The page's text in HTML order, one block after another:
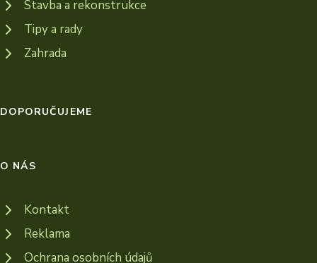
Stavba a rekonstrukce
Tipy a rady
Zahrada
DOPORUČUJEME
O NÁS
Kontakt
Reklama
Ochrana osobních údajů